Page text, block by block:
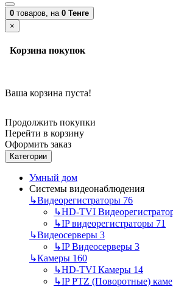
0 товаров, на 0 Тенге
×
Корзина покупок
Ваша корзина пуста!
Продолжить покупки
Перейти в корзину
Оформить заказ
Категории
Умный дом
Системы видеонаблюдения
↳Видеорегистраторы 76
↳HD-TVI
↳IP видеорегистраторы 71
↳Видеосерверы 3
↳IP Видеосерверы 3
↳Камеры 160
↳HD-TVI Камеры 14
↳IP PTZ (Поворотные)